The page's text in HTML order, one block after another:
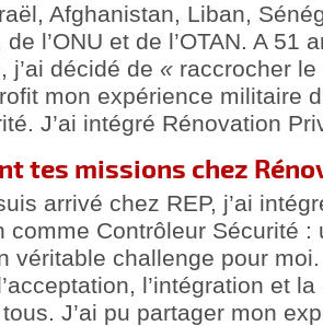
Afghanistan, Liban,
l’ONU et de l’OTAN. A 51
j’ai décidé de « raccrocher le
mon expérience militaire
J’ai intégré Rénovation
tes missions chez
arrivé chez REP, j’ai
comme Contrôleur Sécurité :
véritable challenge pour
l’intégration et
J’ai pu partager mon